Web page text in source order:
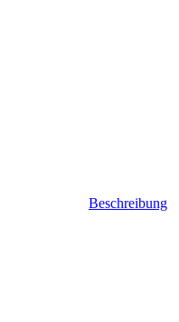
Beschreibung